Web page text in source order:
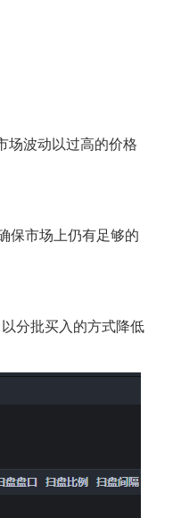
场波动以过高的价格
保市场上仍有足够的
分批买入的方式降低